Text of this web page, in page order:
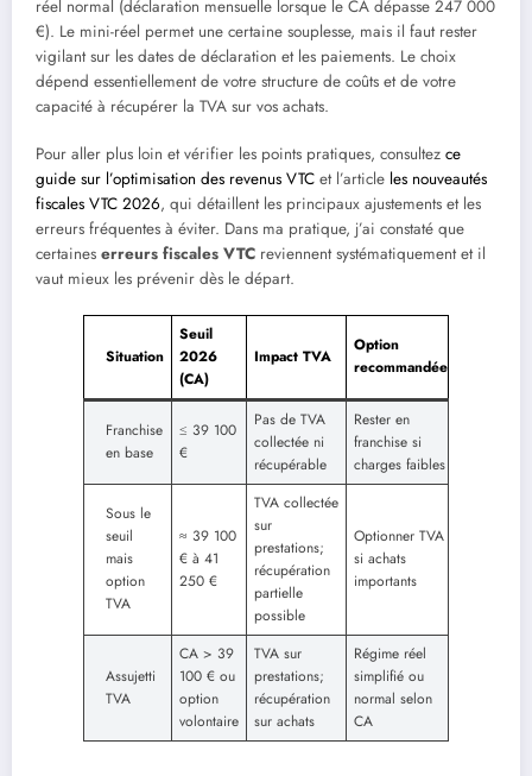
réel normal (déclaration mensuelle lorsque le CA dépasse 247 000
€). Le mini-réel permet une certaine souplesse, mais il faut rester
vigilant sur les dates de déclaration et les paiements. Le choix
dépend essentiellement de votre structure de coûts et de votre
capacité à récupérer la TVA sur vos achats.
Pour aller plus loin et vérifier les points pratiques, consultez ce
guide sur l’optimisation des revenus VTC et l’article les nouveautés
fiscales VTC 2026, qui détaillent les principaux ajustements et les
erreurs fréquentes à éviter. Dans ma pratique, j’ai constaté que
certaines erreurs fiscales VTC reviennent systématiquement et il
vaut mieux les prévenir dès le départ.
Situation
Seuil
2026
(CA)
Impact TVA
Option
recommandée
Franchise
en base
≤ 39 100
€
Pas de TVA
collectée ni
récupérable
Rester en
franchise si
charges faibles
Sous le
seuil
mais
option
TVA
≈ 39 100
€ à 41
250 €
TVA collectée
sur
prestations;
récupération
partielle
possible
Optionner TVA
si achats
importants
Assujetti
TVA
CA > 39
100 € ou
option
volontaire
TVA sur
prestations;
récupération
sur achats
Régime réel
simplifié ou
normal selon
CA